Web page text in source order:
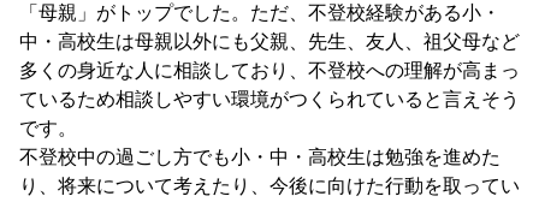
「母親」がトップでした。ただ、不登校経験がある小・
中・高校生は母親以外にも父親、先生、友人、祖父母など
多くの身近な人に相談しており、不登校への理解が高まっ
ているため相談しやすい環境がつくられていると言えそう
です。
不登校中の過ごし方でも小・中・高校生は勉強を進めた
り、将来について考えたり、今後に向けた行動を取ってい